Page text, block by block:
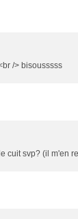
/> bisousssss
cuit svp? (il m'en